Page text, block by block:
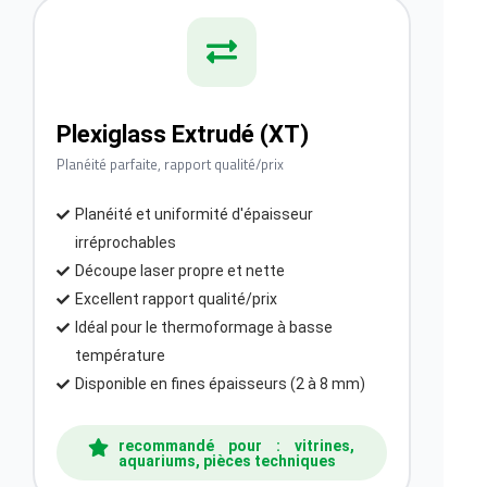
Plexiglass Extrudé (XT)
Planéité parfaite, rapport qualité/prix
Planéité et uniformité d'épaisseur
irréprochables
Découpe laser propre et nette
Excellent rapport qualité/prix
Idéal pour le thermoformage à basse
température
Disponible en fines épaisseurs (2 à 8 mm)
recommandé pour : vitrines,
aquariums, pièces techniques